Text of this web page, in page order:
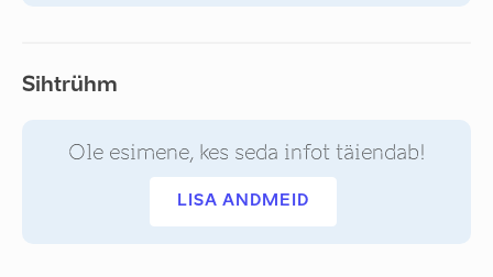
Sihtrühm
Ole esimene, kes seda infot täiendab!
LISA ANDMEID